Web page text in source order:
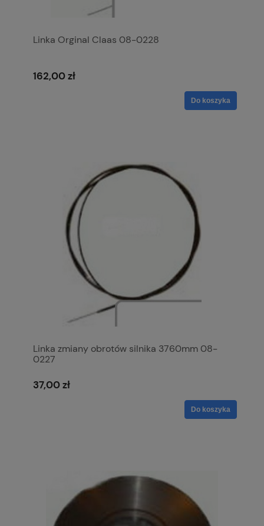
Linka Orginal Claas 08-0228
162,00 zł
Do koszyka
Linka zmiany obrotów silnika 3760mm 08-
0227
37,00 zł
Do koszyka